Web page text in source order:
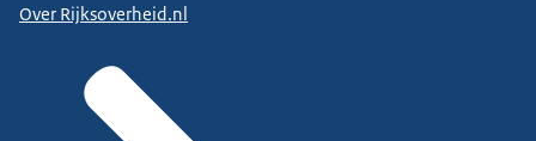
Over Rijksoverheid.nl